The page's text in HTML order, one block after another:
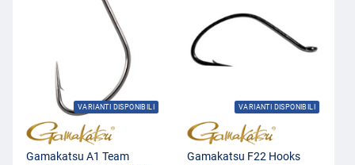
VARIANTI DISPONIBILI
Gamakatsu A1 Team
VARIANTI DISPONIBILI
Gamakatsu F22 Hooks